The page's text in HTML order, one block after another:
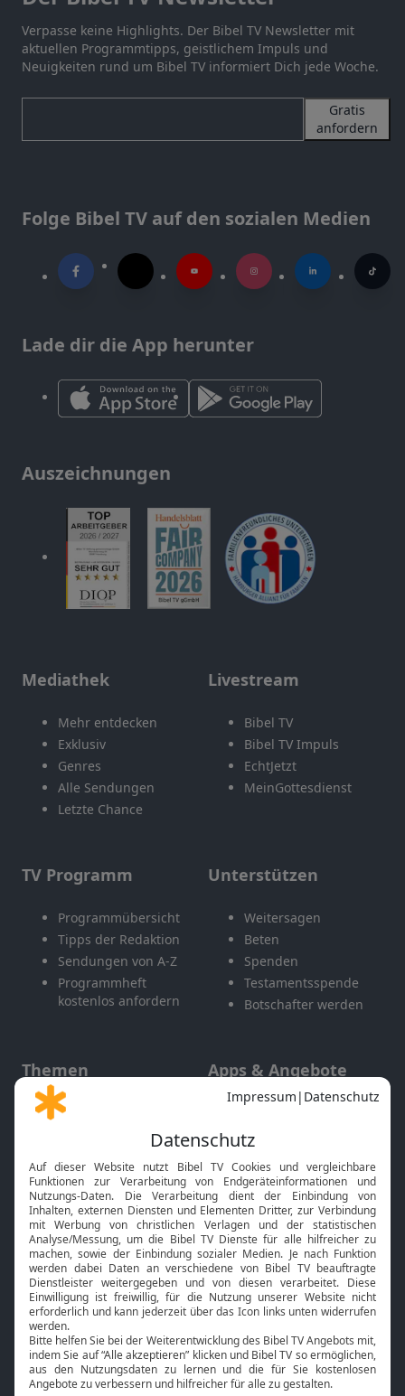
Verpasse keine Highlights. Der Bibel TV Newsletter mit
aktuellen Programmtipps, geistlichem Impuls und
Neuigkeiten rund um Bibel TV informiert Dich jede Woche.
Gratis
anfordern
Folge Bibel TV auf den sozialen Medien
Lade dir die App herunter
Auszeichnungen
Mediathek
Mehr entdecken
Exklusiv
Genres
Alle Sendungen
Letzte Chance
Livestream
Bibel TV
Bibel TV Impuls
EchtJetzt
MeinGottesdienst
TV Programm
Programmübersicht
Tipps der Redaktion
Sendungen von A-Z
Programmheft
kostenlos anfordern
Unterstützen
Weitersagen
Beten
Spenden
Testamentsspende
Botschafter werden
Themen
Gott und Bibel erklärt
Neuigkeiten
Apps & Angebote
Mobile App
Smart TV
HbbTV
Bibelthek Online-Bibel
Nächster Gottesdienst
Bibel TV
Über uns
Jobs
Service
Kontakt
TV-Empfang